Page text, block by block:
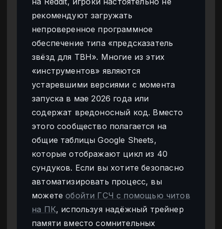
рекомендуют загружать
непроверенное программное
обеспечение типа «предсказатель
звёзд для TBH». Многие из этих
«инструментов» являются
устаревшими версиями с момента
запуска в мае 2026 года или
содержат вредоносный код. Вместо
этого сообщество полагается на
общие таблицы Google Sheets,
которые отображают цикл из 40
сундуков. Если вы хотите безопасно
автоматизировать процесс, вы
можетеобойти ГСЧ с помощью читов
на ПК, используя надёжный трейнер
памяти вместо сомнительных